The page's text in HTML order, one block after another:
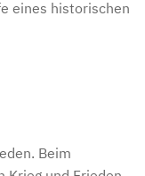
eines historischen
Beim